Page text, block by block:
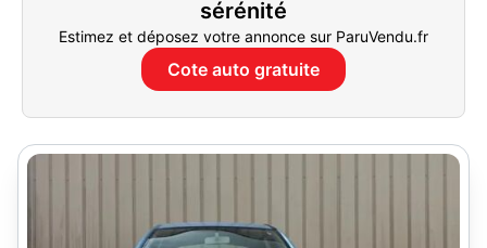
sérénité
Estimez et déposez votre annonce sur ParuVendu.fr
Cote auto gratuite